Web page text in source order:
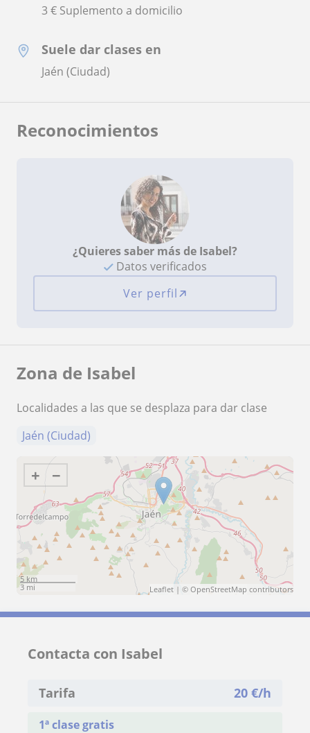
3 € Suplemento a domicilio
Suele dar clases en
Jaén (Ciudad)
Reconocimientos
¿Quieres saber más de Isabel?
Datos verificados
Ver perfil
Zona de Isabel
Localidades a las que se desplaza para dar clase
Jaén (Ciudad)
+ −
5 km
3 mi
Leaflet | © OpenStreetMap contributors
Contacta con Isabel
Tarifa 20 €/h
1ª clase gratis